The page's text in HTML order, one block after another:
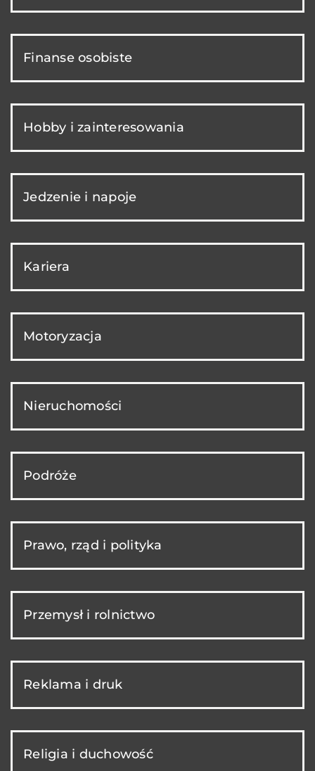
Finanse osobiste
Hobby i zainteresowania
Jedzenie i napoje
Kariera
Motoryzacja
Nieruchomości
Podróże
Prawo, rząd i polityka
Przemysł i rolnictwo
Reklama i druk
Religia i duchowość